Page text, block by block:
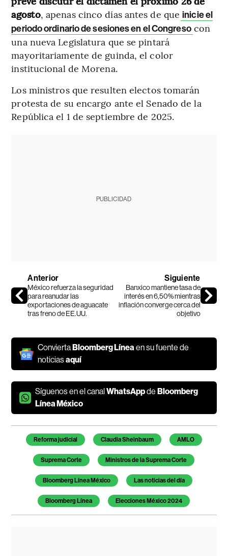
agosto, apenas cinco días antes de que inicie el
periodo ordinario de sesiones en el Congreso con
una nueva Legislatura que se pintará
mayoritariamente de guinda, el color
institucional de Morena.
Los ministros que resulten electos tomarán
protesta de su encargo ante el Senado de la
República el 1 de septiembre de 2025.
PUBLICIDAD
Anterior
México refuerza la seguridad
para reanudar las
exportaciones de aguacate
tras freno de EE.UU.
Siguiente
Banxico mantiene tasa de
interés en 6,50% mientras
inflación converge cerca del
objetivo
Convierta Bloomberg Líneaen su fuente de
noticiasaquí
Síguenos en el canalWhatsAppde Bloomberg
Línea México
Temas de este artículo
Reforma judicial Claudia Sheinbaum AMLO
Suprema Corte Ministros de la Suprema Corte
Bloomberg Línea México Las noticias del día
Bloomberg Línea Elecciones México 2024